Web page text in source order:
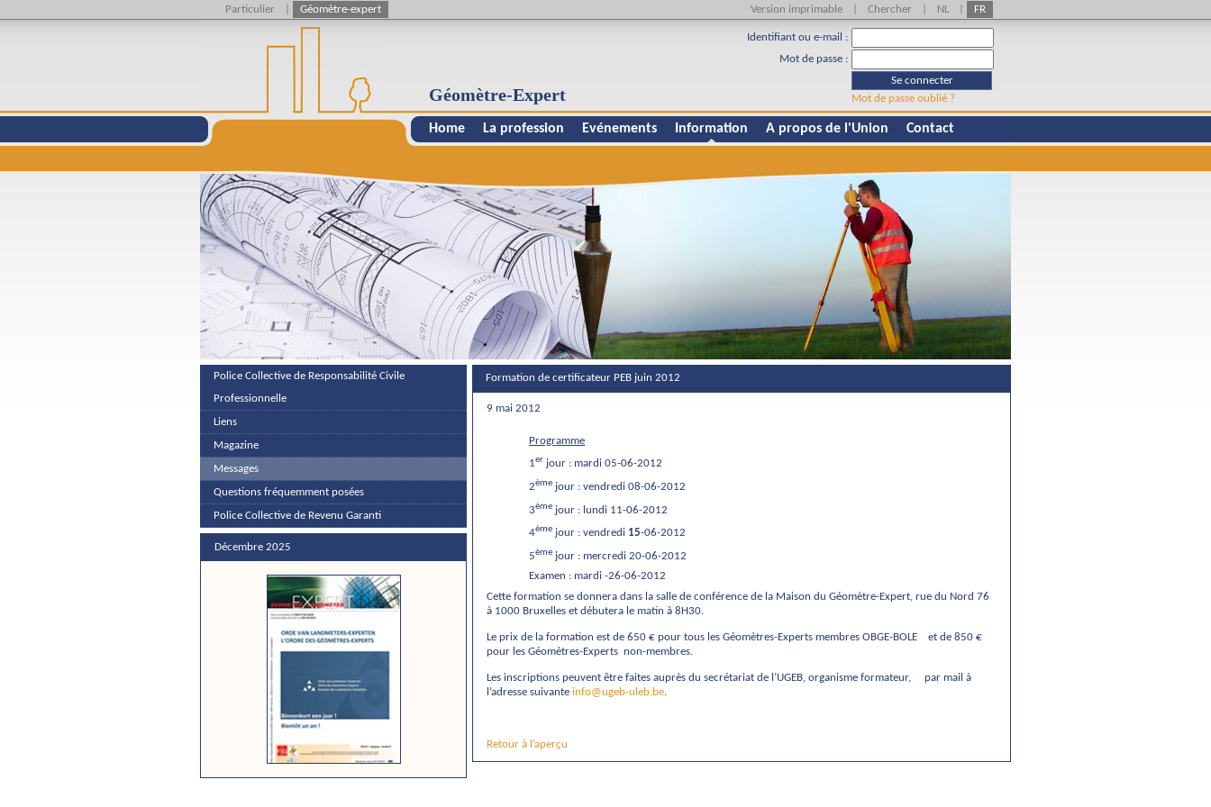
Identifiant ou e-mail :
Mot de passe :
Se connecter
Mot de passe oublié ?
Géomètre-Expert
Home La profession Evénements Information A propos de l'Union Contact
Police Collective de Responsabilité Civile
Professionnelle
Liens
Magazine
Messages
Questions fréquemment posées
Police Collective de Revenu Garanti
Décembre 2025
Formation de certificateur PEB juin 2012
9 mai 2012
Programme
1er jour : mardi 05-06-2012
2ème jour : vendredi 08-06-2012
3ème jour : lundi 11-06-2012
4ème jour : vendredi 15-06-2012
5ème jour : mercredi 20-06-2012
Examen : mardi -26-06-2012
Cette formation se donnera dans la salle de conférence de la Maison du Géomètre-Expert, rue du Nord 76
à 1000 Bruxelles et débutera le matin à 8H30.
Le prix de la formation est de 650 € pour tous les Géomètres-Experts membres OBGE-BOLE
et de 850 €
pour les Géomètres-Experts non-membres.
Les inscriptions peuvent être faites auprès du secrétariat de l’UGEB, organisme formateur,
par mail à
l’adresse suivante info@ugeb-uleb.be.
Retour à l’aperçu
NL FR
Particulier Géomètre-expert Version imprimable Chercher